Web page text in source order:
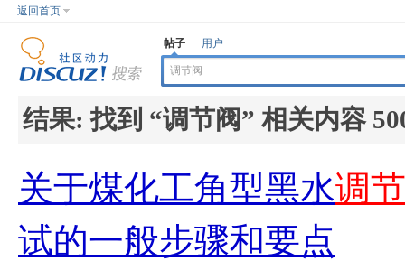
返回首页
帖子 用户
结果:找到 “调节阀” 相关内容
关于煤化工角型黑水调
试的一般步骤和要点